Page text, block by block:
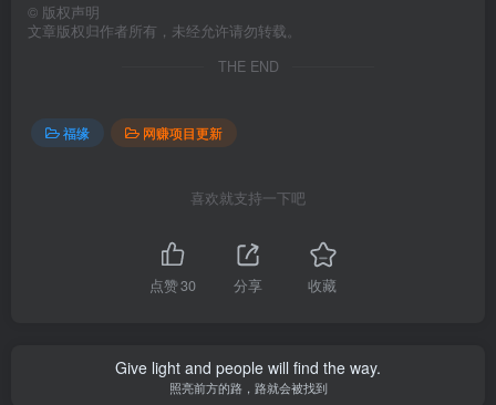
© 版权声明
文章版权归作者所有，未经允许请勿转载。
THE END
福缘 网赚项目更新
喜欢就支持一下吧
点赞30 分享 收藏
Give light and people will find the way.
照亮前方的路，路就会被找到